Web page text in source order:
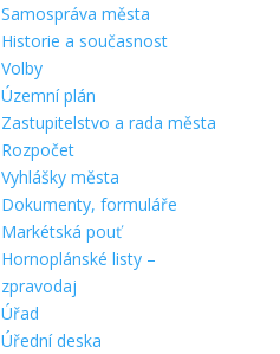
Samospráva města
Historie a současnost
Volby
Územní plán
Zastupitelstvo a rada města
Rozpočet
Vyhlášky města
Dokumenty, formuláře
Markétská pouť
Hornoplánské listy –
zpravodaj
Úřad
Úřední deska